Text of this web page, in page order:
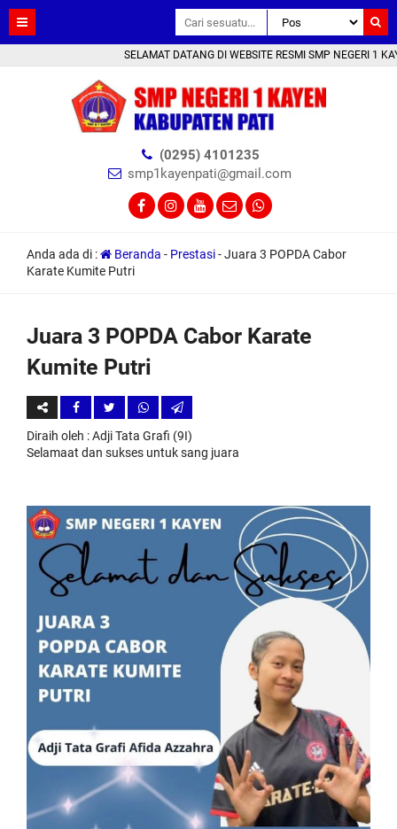
SELAMAT DATANG DI WEBSITE RESMI SMP NEGERI 1 KAYEN
(0295) 4101235
smp1kayenpati@gmail.com
Anda ada di : Beranda - Prestasi-Juara 3 POPDA Cabor
Karate Kumite Putri
Juara 3 POPDA Cabor Karate
Kumite Putri
Diraih oleh : Adji Tata Grafi (9I)
Selamaat dan sukses untuk sang juara